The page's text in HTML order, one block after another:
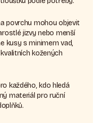
povrchu mohou objevit
jizvy nebo menší
kusy s minimem vad,
kožených
každého, kdo hledá
materiál pro ruční